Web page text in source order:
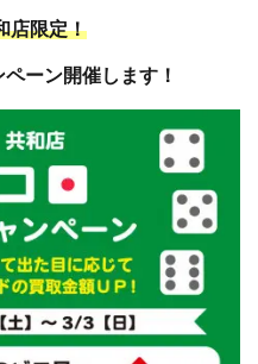
店限定！
ーン開催します！